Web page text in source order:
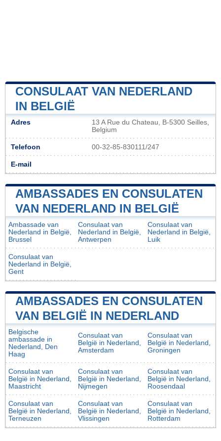
CONSULAAT VAN NEDERLAND
IN BELGIË
Adres
13 A Rue du Chateau, B-5300 Seilles,
Belgium
Telefoon 00-32-85-830111/247
E-mail
AMBASSADES EN CONSULATEN
VAN NEDERLAND IN BELGIË
Ambassade van
Nederland in België,
Brussel
Consulaat van
Nederland in België,
Antwerpen
Consulaat van
Nederland in België,
Luik
Consulaat van
Nederland in België,
Gent
AMBASSADES EN CONSULATEN
VAN BELGIË IN NEDERLAND
Belgische
ambassade in
Nederland, Den
Haag
Consulaat van
België in Nederland,
Amsterdam
Consulaat van
België in Nederland,
Groningen
Consulaat van
België in Nederland,
Maastricht
Consulaat van
België in Nederland,
Nijmegen
Consulaat van
België in Nederland,
Roosendaal
Consulaat van
België in Nederland,
Terneuzen
Consulaat van
België in Nederland,
Vlissingen
Consulaat van
België in Nederland,
Rotterdam